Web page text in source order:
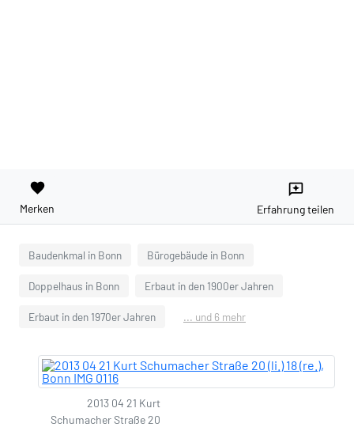
favorite
Merken
reviews
Erfahrung teilen
Baudenkmal in Bonn Bürogebäude in Bonn
Doppelhaus in Bonn Erbaut in den 1900er Jahren
Erbaut in den 1970er Jahren ... und 6 mehr
2013 04 21 Kurt
Schumacher Straße 20